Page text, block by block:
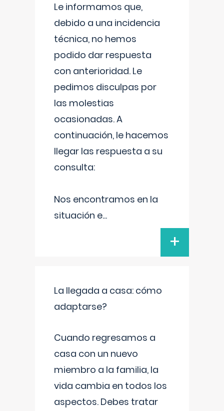
Le informamos que,
debido a una incidencia
técnica, no hemos
podido dar respuesta
con anterioridad. Le
pedimos disculpas por
las molestias
ocasionadas. A
continuación, le hacemos
llegar las respuesta a su
consulta:
Nos encontramos en la
situación e...
+
La llegada a casa: cómo
adaptarse?
Cuando regresamos a
casa con un nuevo
miembro a la familia, la
vida cambia en todos los
aspectos. Debes tratar